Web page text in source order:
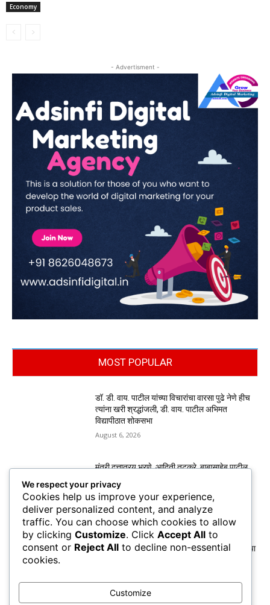
Economy
- Advertisment -
MOST POPULAR
डॉ. डी. वाय. पाटील यांच्या विचारांचा वारसा पुढे नेणे हीच
त्यांना खरी श्रद्धांजली, डी. वाय. पाटील अभिमत
विद्यापीठात शोकसभा
August 6, 2026
मंत्री दत्तात्रय भरणे, आदिती तटकरे, बाबासाहेब पाटील,
यांनी घेतली पद्मश्री डी. वाय. पाटील कुटुंबीयांची
सांत्वनपर भेट
August 6, 2026
कुणबी प्रमाणपत्रांवरून मनोज जरांगे पाटील यांचा
सरकारवर हल्लाबोल; मराठा समाजाचा छळ होत असल्याचा
We respect your privacy
Cookies help us improve your experience,
deliver personalized content, and analyze
traffic. You can choose which cookies to allow
by clicking Customize. Click Accept All to
consent or Reject All to decline non-essential
cookies.
Customize